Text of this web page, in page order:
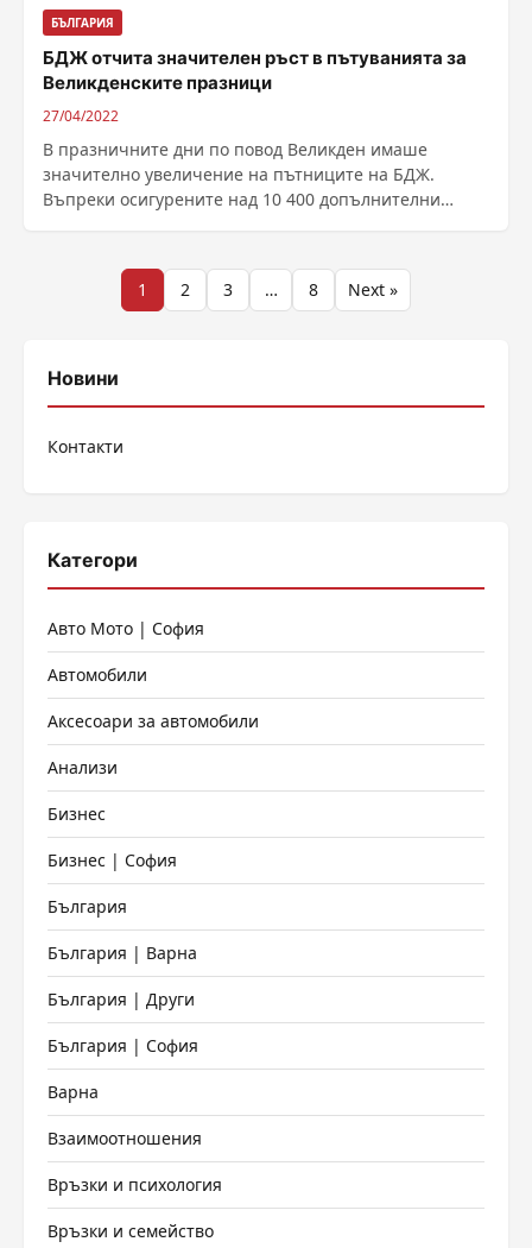
БЪЛГАРИЯ
БДЖ отчита значителен ръст в пътуванията за
Великденските празници
27/04/2022
В празничните дни по повод Великден имаше
значително увеличение на пътниците на БДЖ.
Въпреки осигурените над 10 400 допълнителни
Разделяне
публикациите
1 2 3 … 8 Next »
Новини
Контакти
Категори
Авто Мото | София
Автомобили
Аксесоари за автомобили
Анализи
Бизнес
Бизнес | София
България
България | Варна
България | Други
България | София
Варна
Взаимоотношения
Връзки и психология
Връзки и семейство